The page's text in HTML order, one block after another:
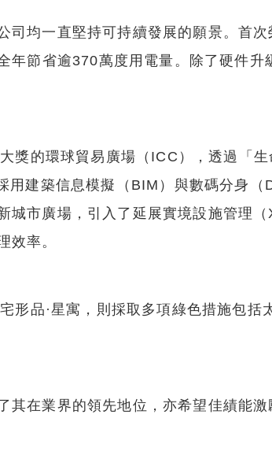
司均一直堅持可持續發展的願景。首
年節省逾370萬度用電量。除了硬件
獎的環球貿易廣場（ICC），透過「
用建築信息模擬（BIM）與數碼分身
市廣場，引入了延展實境設施管理
效率。
形品·星寓，則採取多項綠色措施包
其在業界的領先地位，亦希望佳績能